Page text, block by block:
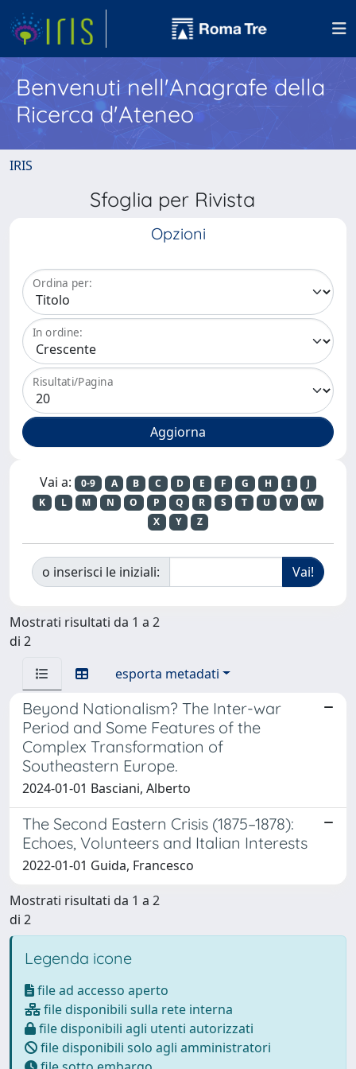
Benvenuti nell'Anagrafe della
Ricerca d'Ateneo
IRIS
Sfoglia per Rivista
Opzioni
Ordina per:
In ordine:
Risultati/Pagina
Vai a: 0-9 A B C D E F G H I
J
K
L M N O P Q R S T U V
W
X
Y Z
o inserisci le iniziali:
Mostrati risultati da 1 a 2
di 2
esporta metadati
Beyond Nationalism? The Inter-war
Period and Some Features of the
Complex Transformation of
Southeastern Europe.
2024-01-01 Basciani, Alberto
The Second Eastern Crisis (1875–1878):
Echoes, Volunteers and Italian Interests
2022-01-01 Guida, Francesco
Mostrati risultati da 1 a 2
di 2
Legenda icone
file ad accesso aperto
file disponibili sulla rete interna
file disponibili agli utenti autorizzati
file disponibili solo agli amministratori